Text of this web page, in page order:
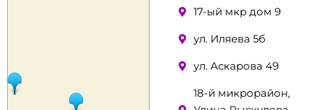
17-ый мкр дом 9
ул. Иляева 5б
ул. Аскарова 49
18-й микрорайон,